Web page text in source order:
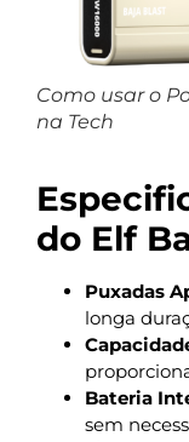
Como usar o
na Tech
do Elf
Puxadas
longa
Bateria
sem